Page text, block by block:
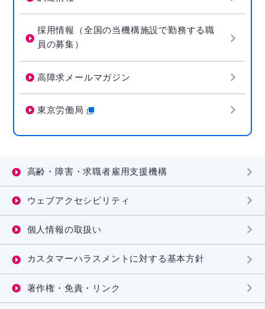
採用情報（全国の当機構施設で勤務する職
員の募集）
高障求メールマガジン
東京労働局
高齢・障害・求職者雇用支援機構
ウェブアクセシビリティ
個人情報の取扱い
カスタマーハラスメントに対する基本方針
著作権・免責・リンク